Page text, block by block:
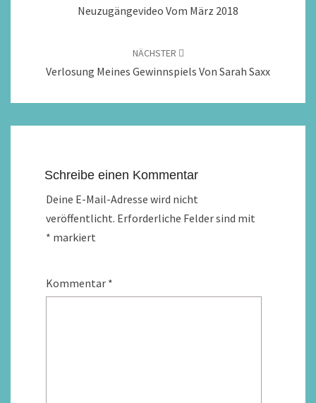
Neuzugängevideo Vom März 2018
NÄCHSTER
Verlosung Meines Gewinnspiels Von Sarah Saxx
Schreibe einen Kommentar
Deine E-Mail-Adresse wird nicht
veröffentlicht. Erforderliche Felder sind mit
* markiert
Kommentar *